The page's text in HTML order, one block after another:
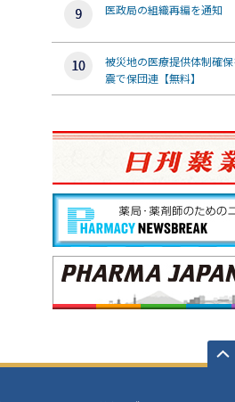
医政局の組織再編を通
被災地の医療提供体制
震で保団連【無料】